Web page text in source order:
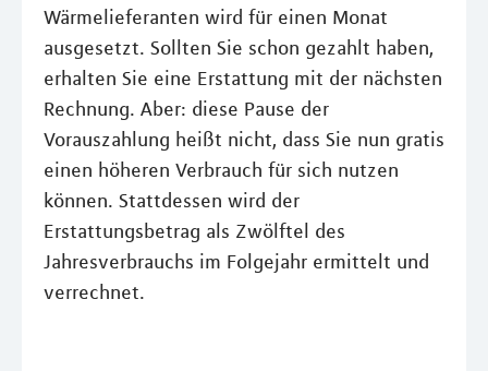
Wärmelieferanten wird für einen Monat
ausgesetzt. Sollten Sie schon gezahlt haben,
erhalten Sie eine Erstattung mit der nächsten
Rechnung. Aber: diese Pause der
Vorauszahlung heißt nicht, dass Sie nun gratis
einen höheren Verbrauch für sich nutzen
können. Stattdessen wird der
Erstattungsbetrag als Zwölftel des
Jahresverbrauchs im Folgejahr ermittelt und
verrechnet.